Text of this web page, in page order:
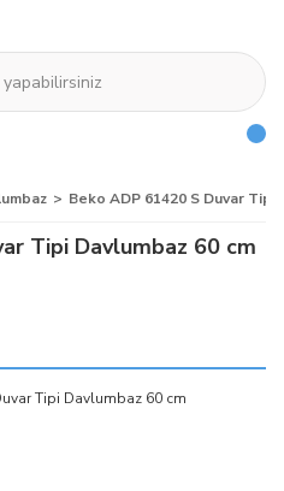
Beko ADP 61420 S Duvar Tipi
Tipi Davlumbaz 60 cm